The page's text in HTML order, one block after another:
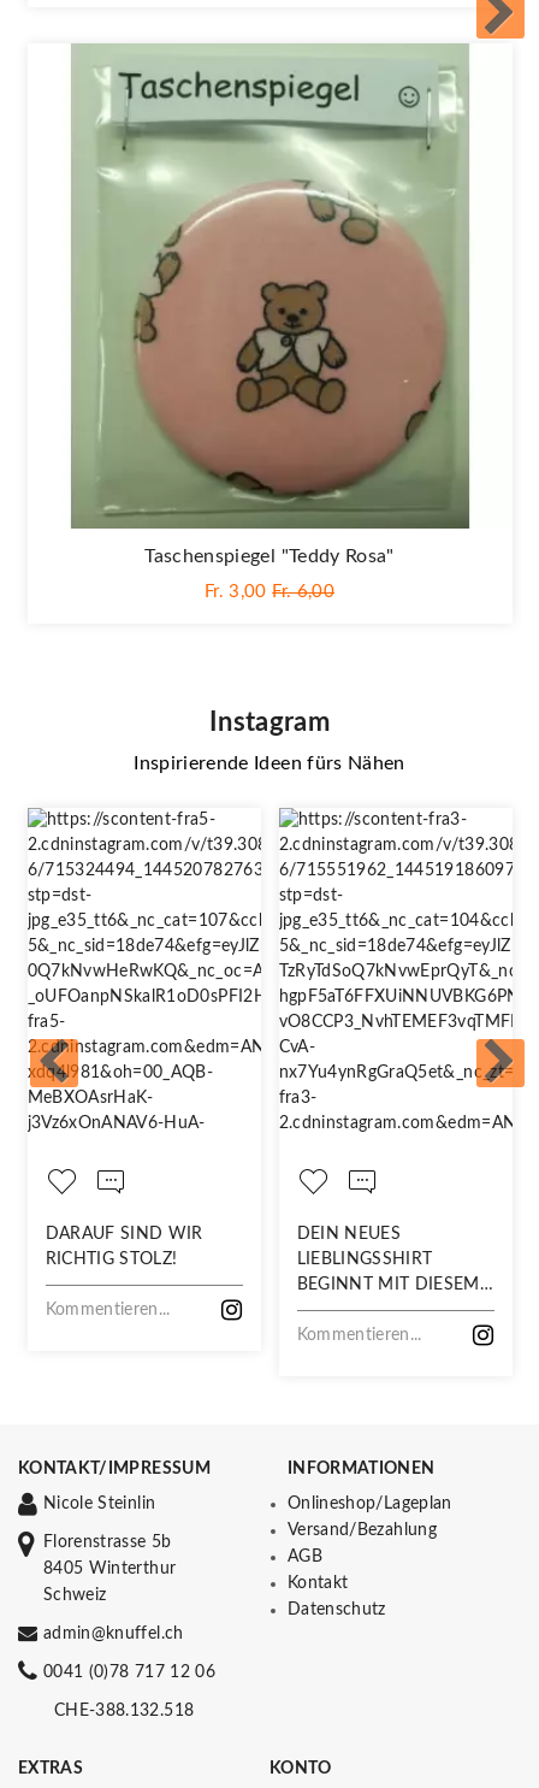
Taschenspiegel "Teddy Rosa"
Fr. 3,00 Fr. 6,00
Instagram
Inspirierende Ideen fürs Nähen
DARAUF SIND WIR
RICHTIG STOLZ!
Kommentieren...
DEIN NEUES
LIEBLINGSSHIRT
BEGINNT MIT DIESEM
STOFF
Kommentieren...
KONTAKT/IMPRESSUM
Nicole Steinlin
Florenstrasse 5b
8405 Winterthur
Schweiz
admin@knuffel.ch
0041 (0)78 717 12 06
CHE-388.132.518
INFORMATIONEN
Onlineshop/Lageplan
Versand/Bezahlung
AGB
Kontakt
Datenschutz
EXTRAS KONTO